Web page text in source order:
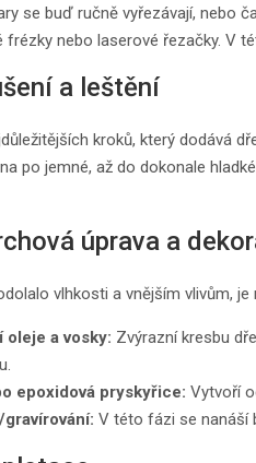
se buď ručně vyřezávají, nebo
frézky nebo laserové řezačky. V
a leštění
kroků, který dodává
po jemné, až do dokonale
úprava a
vlhkosti a vnějším vlivům,
oleje a vosky: Zvýrazní kresbu
epoxidová pryskyřice: Vytvoří
gravírování: V této fázi se nanáší